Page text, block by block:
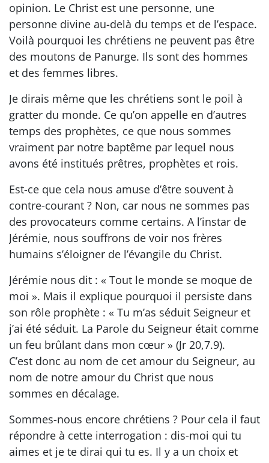
opinion. Le Christ est une personne, une
personne divine au-delà du temps et de l’espace.
Voilà pourquoi les chrétiens ne peuvent pas être
des moutons de Panurge. Ils sont des hommes
et des femmes libres.
Je dirais même que les chrétiens sont le poil à
gratter du monde. Ce qu’on appelle en d’autres
temps des prophètes, ce que nous sommes
vraiment par notre baptême par lequel nous
avons été institués prêtres, prophètes et rois.
Est-ce que cela nous amuse d’être souvent à
contre-courant ? Non, car nous ne sommes pas
des provocateurs comme certains. A l’instar de
Jérémie, nous souffrons de voir nos frères
humains s’éloigner de l’évangile du Christ.
Jérémie nous dit : « Tout le monde se moque de
moi ». Mais il explique pourquoi il persiste dans
son rôle prophète : « Tu m’as séduit Seigneur et
j’ai été séduit. La Parole du Seigneur était comme
un feu brûlant dans mon cœur » (Jr 20,7.9).
C’est donc au nom de cet amour du Seigneur, au
nom de notre amour du Christ que nous
sommes en décalage.
Sommes-nous encore chrétiens ? Pour cela il faut
répondre à cette interrogation : dis-moi qui tu
aimes et je te dirai qui tu es. Il y a un choix et